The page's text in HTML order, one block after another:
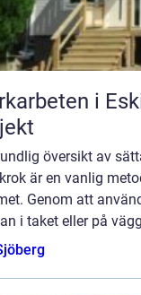
i
översikt av
är en vanlig
Genom att
i taket eller på